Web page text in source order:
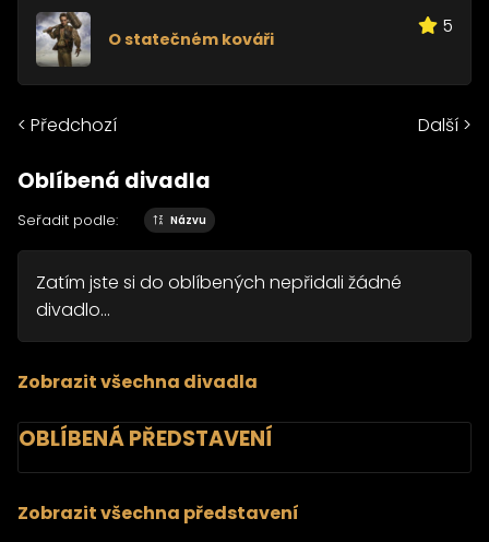
O statečném kováři
5
< Předchozí Další >
Oblíbená divadla
Seřadit podle: Názvu
Zatím jste si do oblíbených nepřidali žádné
divadlo...
Zobrazit všechna divadla
OBLÍBENÁ PŘEDSTAVENÍ
Zobrazit všechna představení